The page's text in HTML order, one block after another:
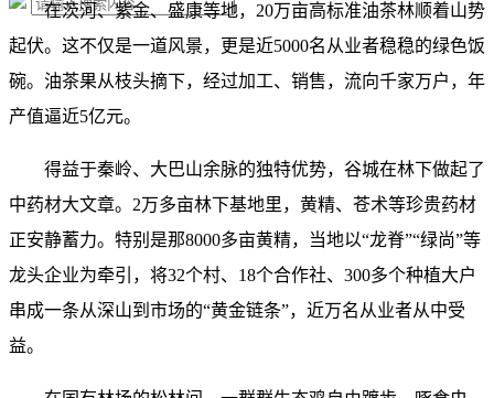
在茨河、紫金、盛康等地，20万亩高标准油茶林顺着山势
起伏。这不仅是一道风景，更是近5000名从业者稳稳的绿色饭
碗。油茶果从枝头摘下，经过加工、销售，流向千家万户，年
产值逼近5亿元。
得益于秦岭、大巴山余脉的独特优势，谷城在林下做起了
中药材大文章。2万多亩林下基地里，黄精、苍术等珍贵药材
正安静蓄力。特别是那8000多亩黄精，当地以“龙脊”“绿尚”等
龙头企业为牵引，将32个村、18个合作社、300多个种植大户
串成一条从深山到市场的“黄金链条”，近万名从业者从中受
益。